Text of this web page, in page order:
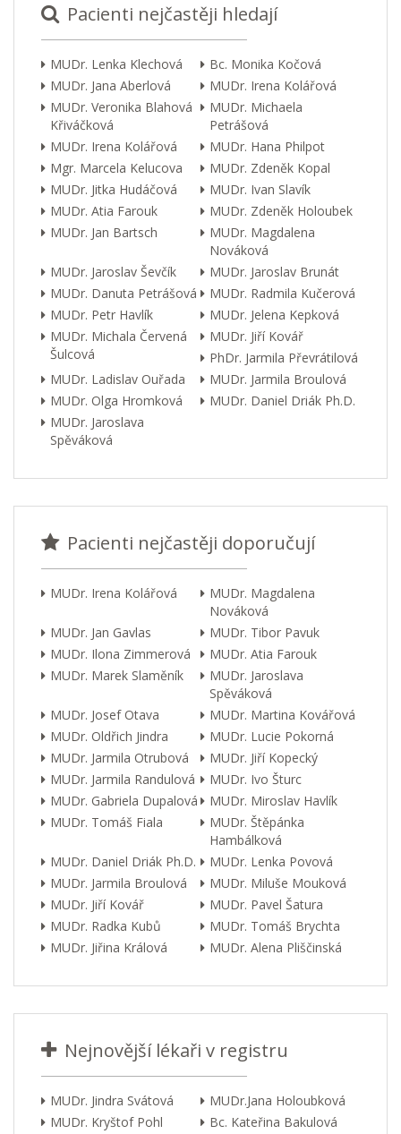
Pacienti nejčastěji hledají
MUDr. Lenka Klechová
Bc. Monika Kočová
MUDr. Jana Aberlová
MUDr. Irena Kolářová
MUDr. Veronika Blahová
Křiváčková
MUDr. Michaela
Petrášová
MUDr. Irena Kolářová
MUDr. Hana Philpot
Mgr. Marcela Kelucova
MUDr. Zdeněk Kopal
MUDr. Jitka Hudáčová
MUDr. Ivan Slavík
MUDr. Atia Farouk
MUDr. Zdeněk Holoubek
MUDr. Jan Bartsch
MUDr. Magdalena
Nováková
MUDr. Jaroslav Ševčík
MUDr. Jaroslav Brunát
MUDr. Danuta Petrášová
MUDr. Radmila Kučerová
MUDr. Petr Havlík
MUDr. Jelena Kepková
MUDr. Michala Červená
Šulcová
MUDr. Jiří Kovář
PhDr. Jarmila Převrátilová
MUDr. Ladislav Ouřada
MUDr. Jarmila Broulová
MUDr. Olga Hromková
MUDr. Daniel Driák Ph.D.
MUDr. Jaroslava
Spěváková
Pacienti nejčastěji doporučují
MUDr. Irena Kolářová
MUDr. Magdalena
Nováková
MUDr. Jan Gavlas
MUDr. Tibor Pavuk
MUDr. Ilona Zimmerová
MUDr. Atia Farouk
MUDr. Marek Slaměník
MUDr. Jaroslava
Spěváková
MUDr. Josef Otava
MUDr. Martina Kovářová
MUDr. Oldřich Jindra
MUDr. Lucie Pokorná
MUDr. Jarmila Otrubová
MUDr. Jiří Kopecký
MUDr. Jarmila Randulová
MUDr. Ivo Šturc
MUDr. Gabriela Dupalová
MUDr. Miroslav Havlík
MUDr. Tomáš Fiala
MUDr. Štěpánka
Hambálková
MUDr. Daniel Driák Ph.D.
MUDr. Lenka Povová
MUDr. Jarmila Broulová
MUDr. Miluše Mouková
MUDr. Jiří Kovář
MUDr. Pavel Šatura
MUDr. Radka Kubů
MUDr. Tomáš Brychta
MUDr. Jiřina Králová
MUDr. Alena Pliščinská
Nejnovější lékaři v registru
MUDr. Jindra Svátová
MUDr.Jana Holoubková
MUDr. Kryštof Pohl
Bc. Kateřina Bakulová